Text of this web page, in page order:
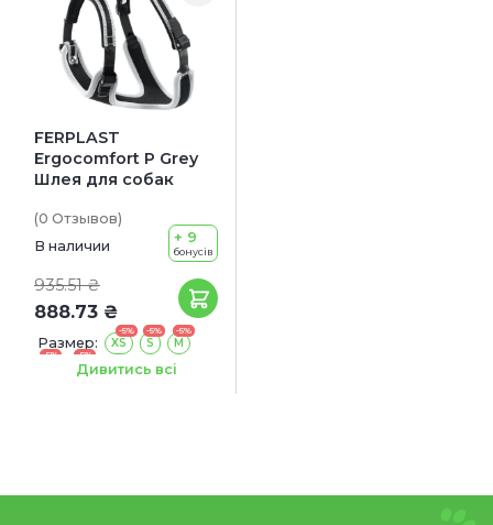
FERPLAST
Ergocomfort P Grey
Шлея для собак
(0 Отзывов)
В наличии
935.51 ₴
888.73 ₴
+ 9
бонусів
Размер:
-5%
XS
-5%
S
-5%
M
-5% -5%
XL
Дивитись всі